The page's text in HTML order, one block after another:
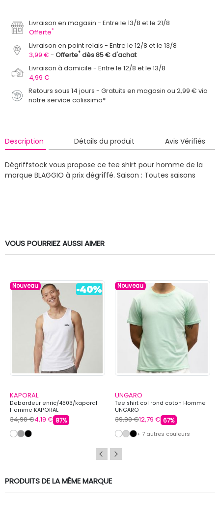
Livraison en magasin
Entre le 13/8 et le 21/8
Offerte*
Livraison en point relais
Entre le 12/8 et le 13/8
3,99 €
Offerte* dès 85 € d'achat
Livraison à domicile
Entre le 12/8 et le 13/8
4,99 €
Retours sous 14 jours - Gratuits en magasin ou 2,99 € via
notre service colissimo*
Description Détails du produit Avis Vérifiés
Dégriffstock vous propose ce tee shirt pour homme de la
marque BLAGGIO à prix dégriffé. Saison : Toutes saisons
VOUS POURRIEZ AUSSI AIMER
Nouveau
KAPORAL
Debardeur enric/4503/kaporal
Homme KAPORAL
34,90 €4,19 € 87%
Nouveau
UNGARO
Tee shirt col rond coton Homme
UNGARO
39,90 €12,79 € 67%
+ 7 autres couleurs
PRODUITS DE LA MÊME MARQUE